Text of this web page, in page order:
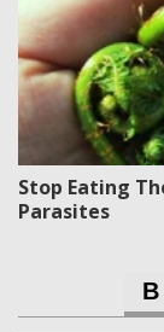
Stop Eating
Parasites